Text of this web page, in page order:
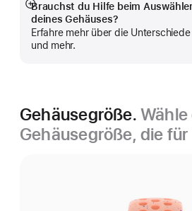
Brauchst du Hilfe beim
deines Gehäuses?
Erfahre mehr über die
und mehr.
Mehr
anzeigen
Gehäusegröße.Wähle
Gehäusegröße, die